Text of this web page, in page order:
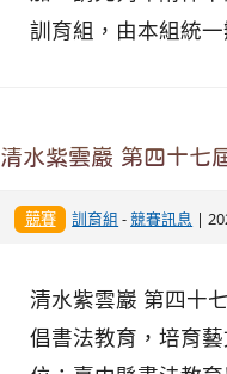
訓育組，由本組統
清水紫雲巖 第四十七
競賽 訓育組 -競賽訊息 |
清水紫雲巖 第四十
倡書法教育，培育